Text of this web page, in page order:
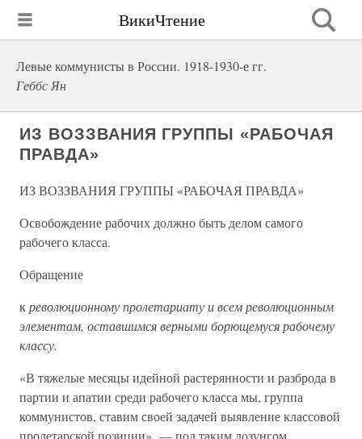
ВикиЧтение
Левые коммунисты в России. 1918-1930-е гг.
Геббс Ян
ИЗ ВОЗЗВАНИЯ ГРУППЫ «РАБОЧАЯ
ПРАВДА»
ИЗ ВОЗЗВАНИЯ ГРУППЫ «РАБОЧАЯ ПРАВДА»
Освобождение рабочих должно быть делом самого
рабочего класса.
Обращение
креволюционному пролетариату и всем революционным
элементам, оставшимся верными борющемуся рабочему
классу.
«В тяжелые месяцы идейной растерянности и разброда в
партии и апатии среди рабочего класса мы, группа
коммунистов, ставим своей задачей выявление классовой
пролетарской позиции», — под таким лозунгом